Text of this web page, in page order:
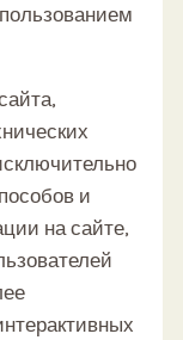
и
на сайте,